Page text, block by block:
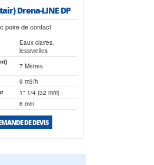
Drena-LINE DP
poire de contact
Eaux claires,
lessivielles
7 Mètres
9 m3/h
1" 1/4 (32 mm)
6 mm
DE DEVIS